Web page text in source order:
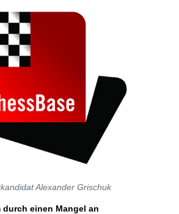
Alexander Grischuk
durch einen Mangel an